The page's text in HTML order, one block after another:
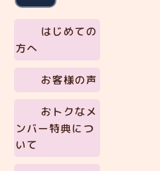
はじめての
方へ
お客様の声
おトクなメ
ンバー特典につ
いて